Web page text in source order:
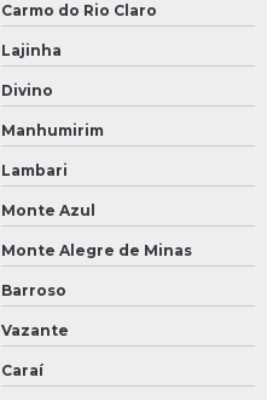
Carmo do Rio Claro
Lajinha
Divino
Manhumirim
Lambari
Monte Azul
Monte Alegre de Minas
Barroso
Vazante
Caraí